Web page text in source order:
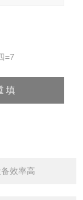
=7
效率高